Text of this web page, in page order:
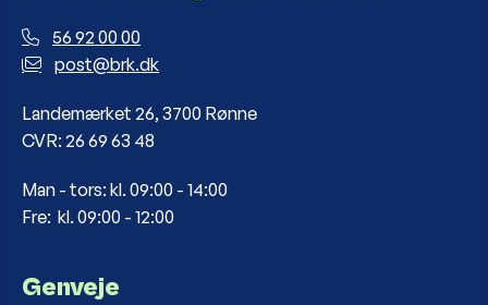
56 92 00 00
post@brk.dk
Landemærket 26, 3700 Rønne
CVR: 26 69 63 48
Man - tors: kl. 09:00 - 14:00
Fre: kl. 09:00 - 12:00
Genveje